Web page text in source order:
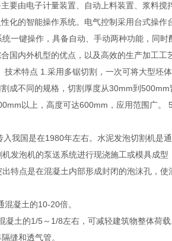
要由电子计量装置、自动上料装置、浆料搅
化的智能操作系统。电气控制采用台式操作
一键操作，具备自动、手动两种功能，同
国内外机型的优点，以及高效的生产加工
术特点 1.采用多锯切割，一次可将大型坯
成不同的规格，切割厚度从30mm到
以上，高度可达600mm，应用范围广。
我国是在1980年左右。水泥发泡切割机是
发泡机的泵送系统进行现浇施工或模具成
特点是在混凝土内部形成封闭的泡沫孔，使
凝土的10-20倍。
土的1/5～1/8左右，可减轻建筑物整体荷载
缝和透气管。